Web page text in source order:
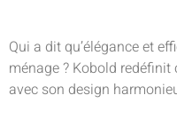
Qui a dit qu’élégance et
ménage ? Kobold redéfinit
avec son design